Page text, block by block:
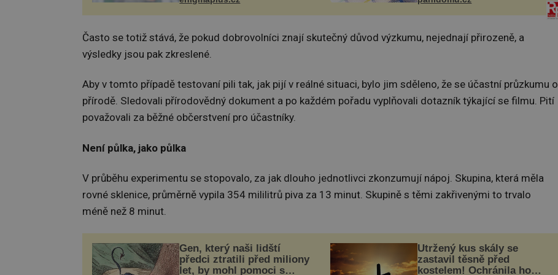
při transplantaci nepřijímám...
Obsahuje v malém množství
ně...
Často se totiž stává, že pokud dobrovolníci znají skutečný důvod výzkumu, nejednají přirozeně, a
výsledky jsou pak zkreslené.
Aby v tomto případě testovaní pili tak, jak pijí v reálné situaci, bylo jim sděleno, že se účastní průzkumu o
přírodě. Sledovali přírodovědný dokument a po každém pořadu vyplňovali dotazník týkající se filmu. Pití
považovali za běžné občerstvení pro účastníky.
Není půlka, jako půlka
V průběhu experimentu se stopovalo, za jak dlouho jednotlivci zkonzumují nápoj. Skupina, která měla
rovné sklenice, průměrně vypila 354 mililitrů piva za 13 minut. Skupině s těmi zakřivenými to trvalo
méně než 8 minut.
Gen, který naši lidští
předci ztratili před miliony
let, by mohl pomoci s
Utržený kus skály se
zastavil těsně před
kostelem! Ochránila ho